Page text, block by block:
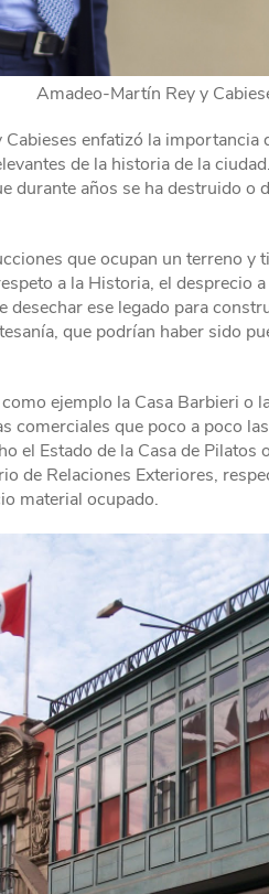
Amadeo-Martín Rey y
enfatizó la importancia
de la historia de la
durante años se ha destruido o
que ocupan un terreno y
a la Historia, el desprecio
desechar ese legado para
que podrían haber sido
ejemplo la Casa Barbieri o
comerciales que poco a poco
el Estado de la Casa de Pilatos
de Relaciones Exteriores,
material ocupado.